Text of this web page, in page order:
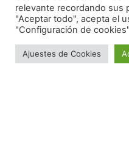
relevante recordando sus
"Aceptar todo", acepta el
"Configuración de
Ajuestes de Cookies